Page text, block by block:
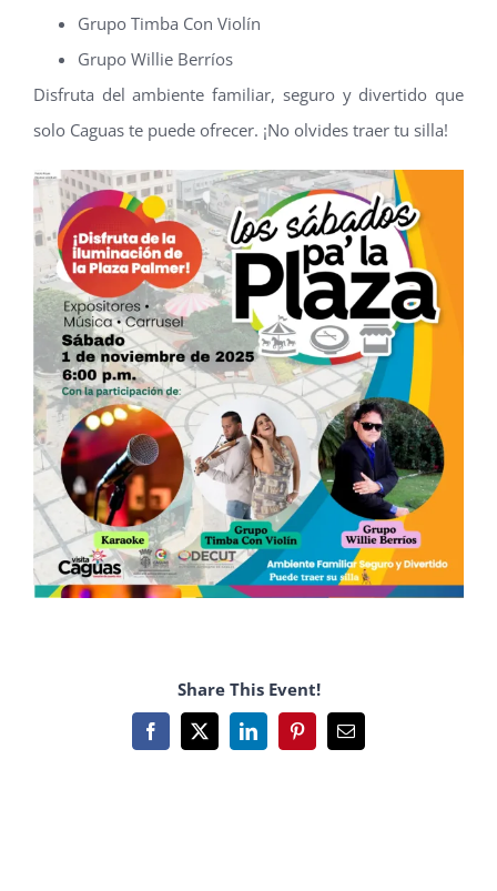
Grupo Timba Con Violín
Grupo Willie Berríos
Disfruta del ambiente familiar, seguro y divertido que
solo Caguas te puede ofrecer. ¡No olvides traer tu silla!
Share This Event!
Facebook
X LinkedInPinterestEmail